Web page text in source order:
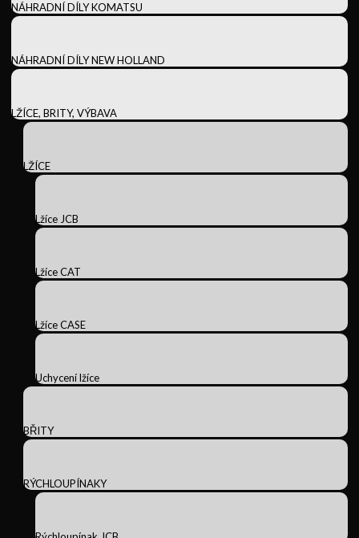
NÁHRADNÍ DÍLY KOMATSU
NÁHRADNÍ DÍLY NEW HOLLAND
LŽÍCE, BRITY, VÝBAVA
LŽÍCE
Lžíce JCB
Lžíce CAT
Lžíce CASE
Uchycení lžíce
BŘITY
RÝCHLOUPÍNAKY